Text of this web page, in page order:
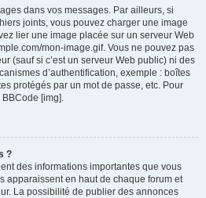
dans vos messages. Par ailleurs, si
joints, vous pouvez charger une image
lier une image placée sur un serveur Web
mon-image.gif. Vous ne pouvez pas
(sauf si c’est un serveur Web public) ni des
d’authentification, exemple : boîtes
protégés par un mot de passe, etc. Pour
[img].
?
des informations importantes que vous
apparaissent en haut de chaque forum et
La possibilité de publier des annonces